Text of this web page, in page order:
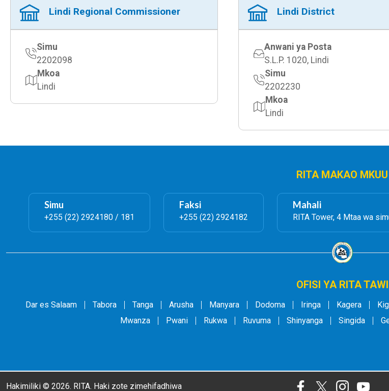
Lindi Regional Commissioner
Simu
2202098
Mkoa
Lindi
Lindi District
Anwani ya Posta
S.L.P. 1020, Lindi
Simu
2202230
Mkoa
Lindi
RITA MAKAO MKUU
Simu
+255 (22) 2924180 / 181
Faksi
+255 (22) 2924182
Mahali
RITA Tower, 4 Mtaa wa
OFISI YA RITA TAWI
Dar es Salaam Tabora Tanga Arusha Manyara Dodoma Iringa Kagera
Mwanza
Pwani Rukwa Ruvuma Shinyanga Singida
Hakimiliki © 2026. RITA. Haki zote zimehifadhiwa